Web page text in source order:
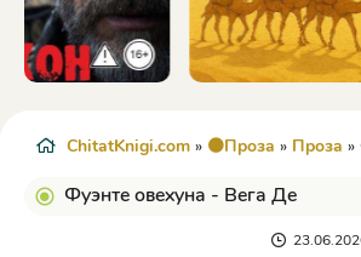
ChitatKnigi.com » 🟠Проза » Проза »
Фуэнте овехуна - Вега Де